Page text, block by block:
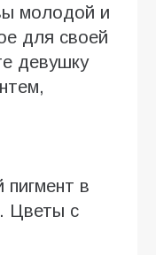
молодой и
для своей
девушку
пигмент в
Цветы с